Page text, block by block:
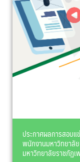
ประกาศผลการสอบ
พนักงานมหาวิทยาลัย
มหาวิทยาลัยราชภัฏ